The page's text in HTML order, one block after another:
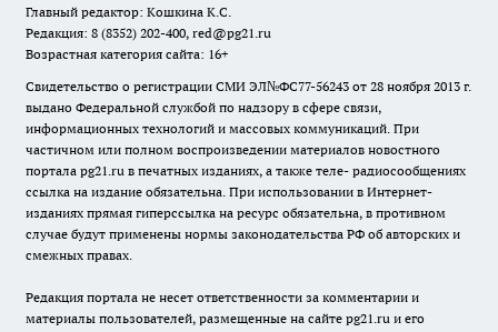
Главный редактор: Кошкина К.С.
Редакция: 8 (8352) 202-400, red@pg21.ru
Возрастная категория сайта: 16+
Свидетельство о регистрации СМИ ЭЛ№ФС77-56243 от 28 ноября 2013 г.
выдано Федеральной службой по надзору в сфере связи,
информационных технологий и массовых коммуникаций. При
частичном или полном воспроизведении материалов новостного
портала pg21.ru в печатных изданиях, а также теле- радиосообщениях
ссылка на издание обязательна. При использовании в Интернет-
изданиях прямая гиперссылка на ресурс обязательна, в противном
случае будут применены нормы законодательства РФ об авторских и
смежных правах.
Редакция портала не несет ответственности за комментарии и
материалы пользователей, размещенные на сайте pg21.ru и его